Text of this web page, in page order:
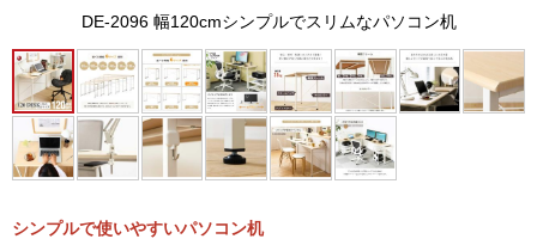
DE-2096 幅120cmシンプルでスリムなパソコン机
シンプルで使いやすいパソコン机